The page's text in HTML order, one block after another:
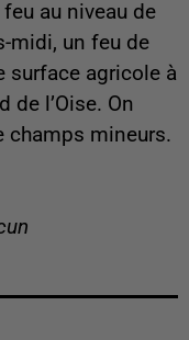
au niveau de
midi, un feu de
surface agricole à
de l’Oise. On
champs mineurs.